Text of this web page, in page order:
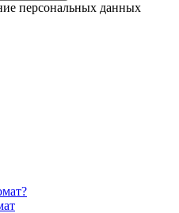
персональных данных